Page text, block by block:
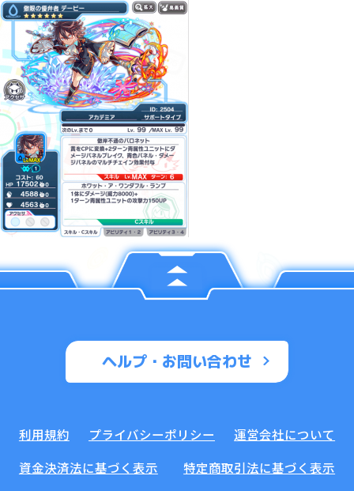
ヘルプ・お問い合わせ
利用規約 プライバシーポリシー
運営会社について
資金決済法に基づく表示
特定商取引法に基づく表示